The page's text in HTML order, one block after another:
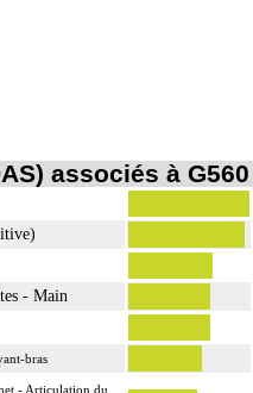
associés à G560
- Main
bras
- Articulation du